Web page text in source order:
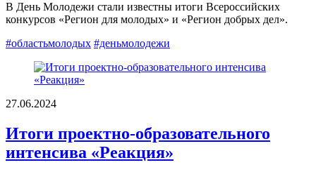
В День Молодежи стали известны итоги Всероссийских
конкурсов «Регион для молодых» и «Регион добрых дел».
#областьмолодых #деньмолодежи
27.06.2024
Итоги проектно-образовательного
интенсива «Реакция»